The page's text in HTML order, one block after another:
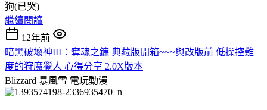
狗(已哭)
繼續閱讀
12年前
暗黑破壞神III：奪魂之鐮 典藏版開箱~~~與改版前 低操控難
度的狩魔獵人 心得分享 2.0X版本
Blizzard 暴風雪 電玩動漫